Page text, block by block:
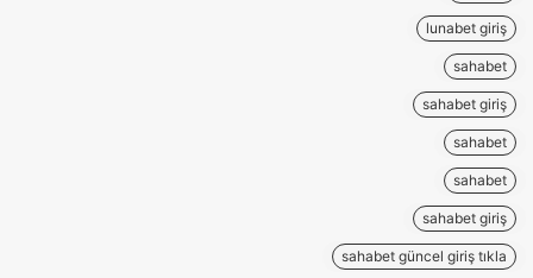
lunabet giriş
sahabet
sahabet giriş
sahabet
sahabet
sahabet giriş
sahabet güncel giriş tıkla